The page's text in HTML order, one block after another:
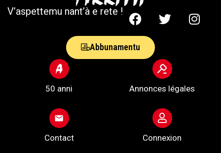
V’aspettemu nant’à e rete !
50 anni Annonces légales
Contact Connexion
Abbunamentu